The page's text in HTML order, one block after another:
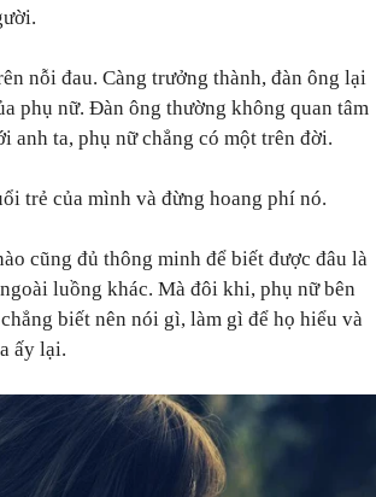
nỗi đau. Càng trưởng thành, đàn ông lại
phụ nữ. Đàn ông thường không quan tâm
anh ta, phụ nữ chẳng có một trên đời.
trẻ của mình và đừng hoang phí nó.
cũng đủ thông minh để biết được đâu là
luồng khác. Mà đôi khi, phụ nữ bên
biết nên nói gì, làm gì để họ hiểu và
ấy lại.